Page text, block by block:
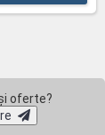
oferte?